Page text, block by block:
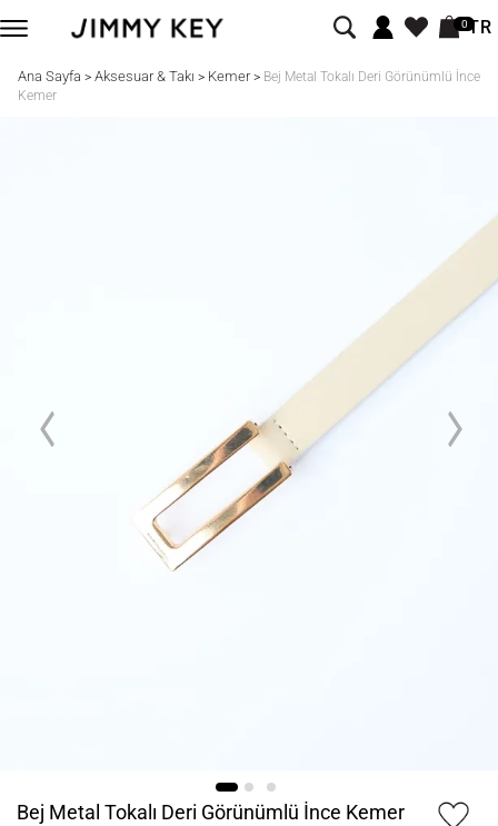
0TR
Ana Sayfa > Aksesuar & Takı > Kemer> Bej Metal Tokalı Deri Görünümlü İnce
Kemer
Bej Metal Tokalı Deri Görünümlü İnce Kemer